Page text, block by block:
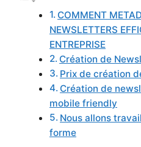
COMMENT
NEWSLETTERS
ENTREPRISE
Création de
Prix de création
Création de
mobile friendly
Nous allons
forme